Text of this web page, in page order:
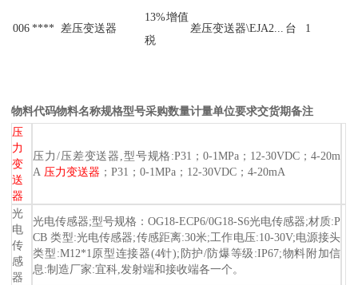
006 **** 差压变送器
13%增值
税
差压变送器\EJA2... 台 1
物料代码物料名称规格型号采购数量计量单位要求交货期备注
压
力
变
送
器
压力/压差变送器,型号规格:P31；0-1MPa；12-30VDC；4-20m
A 压力变送器 ；P31；0-1MPa；12-30VDC；4-20mA
光
电
传
感
器
光电传感器;型号规格：OG18-ECP6/0G18-S6光电传感器;材质:P
CB 类型:光电传感器;传感距离:30米;工作电压:10-30V;电源接头
类型:M12*1原型连接器(4针);防护/防爆等级:IP67;物料附加信
息:制造厂家:宜科,发射端和接收端各一个。